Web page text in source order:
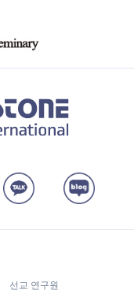
선교 연구원